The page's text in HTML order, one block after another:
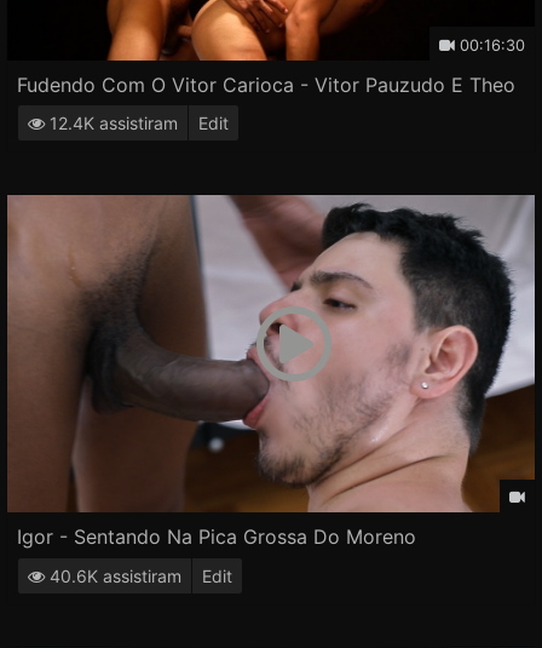
00:16:30
Fudendo Com O Vitor Carioca - Vitor Pauzudo E Theo
12.4K assistiram Edit
Igor - Sentando Na Pica Grossa Do Moreno
40.6K assistiram Edit